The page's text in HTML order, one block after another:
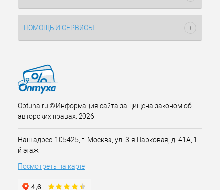
ПОМОЩЬ И СЕРВИСЫ
Optuha.ru © Информация сайта защищена законом об
авторских правах. 2026
Наш адрес: 105425, г. Москва, ул. 3-я Парковая, д. 41А, 1-
й этаж
Посмотреть на карте